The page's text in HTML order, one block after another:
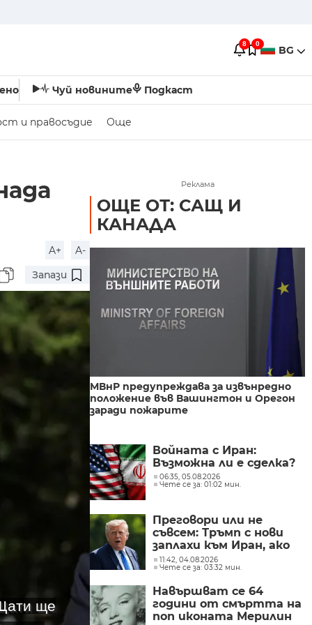
8 0 BG
Чуй новините Подкаст
и правосъдие Още
A+
A-
Запази
ще
Реклама
ОЩЕ ОТ: САЩ И
КАНАДА
МВнР предупреждава за извънредно
положение във Вашингтон и Орегон
заради пожарите
Войната с Иран:
Възможна ли е сделка?
06:35, 05.08.2026
Чете се за: 01:02 мин.
Преговори или не
съвсем: Тръмп с нови
заплахи към Иран, ако
Техеран не сключи
споразумение
11:42, 04.08.2026
Чете се за: 03:32 мин.
Навършват се 64
години от смъртта на
поп иконата Мерилин